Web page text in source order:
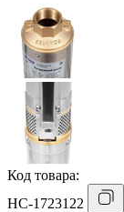
Код товара:
НС-1723122